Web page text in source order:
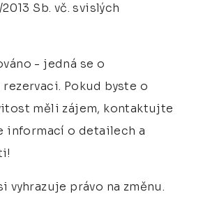
Sb. vč. svislých
- jedná se o
rezervaci. Pokud byste o
měli zájem, kontaktujte
informací o detailech a
vyhrazuje právo na změnu.